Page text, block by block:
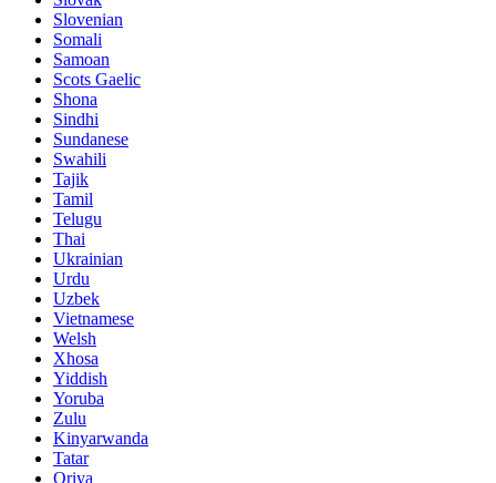
Slovenian
Somali
Samoan
Scots Gaelic
Shona
Sindhi
Sundanese
Swahili
Tajik
Tamil
Telugu
Thai
Ukrainian
Urdu
Uzbek
Vietnamese
Welsh
Xhosa
Yiddish
Yoruba
Zulu
Kinyarwanda
Tatar
Oriya